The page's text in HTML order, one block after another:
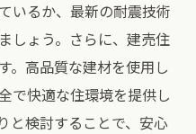
情報とは
な口コミ収集
ーの情報を活用
で質問するメリット
いるか、最新の耐震技術
しょう。さらに、建売住
。高品質な建材を使用し
で快適な住環境を提供し
と検討することで、安心